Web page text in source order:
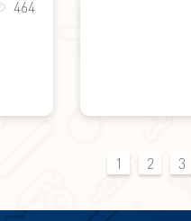
464
1 2 3